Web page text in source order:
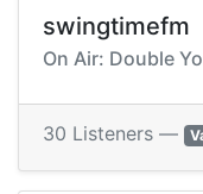
swingtimefm
On Air: Double
30 Listeners —